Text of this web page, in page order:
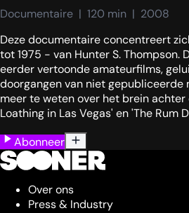
Documentaire  |  120 min  |  2008
Deze documentaire concentreert
tot 1975 - van Hunter S. Thompson.
eerder vertoonde amateurfilms,
doorgangen van niet gepubliceerde
meer te weten over het brein
Loathing in Las Vegas' en 'The Rum
Abonneer
Over ons
Press & Industry